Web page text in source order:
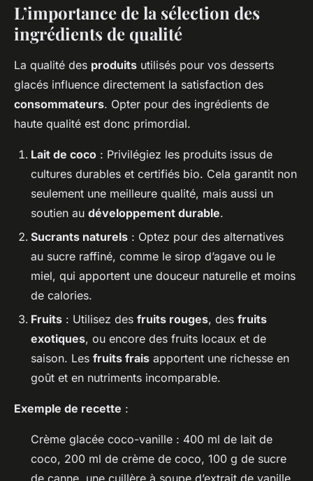
L’importance de la sélection des
ingrédients de qualité
La qualité des produits utilisés pour vos desserts
glacés influence directement la satisfaction des
consommateurs. Opter pour des ingrédients de
haute qualité est donc primordial.
Lait de coco : Privilégiez les produits issus de
cultures durables et certifiés bio. Cela garantit non
seulement une meilleure qualité, mais aussi un
soutien au développement durable.
Sucrants naturels : Optez pour des alternatives
au sucre raffiné, comme le sirop d’agave ou le
miel, qui apportent une douceur naturelle et moins
de calories.
Fruits : Utilisez des fruits rouges, des fruits
exotiques, ou encore des fruits locaux et de
saison. Les fruits frais apportent une richesse en
goût et en nutriments incomparable.
Exemple de recette :
Crème glacée coco-vanille : 400 ml de lait de
coco, 200 ml de crème de coco, 100 g de sucre